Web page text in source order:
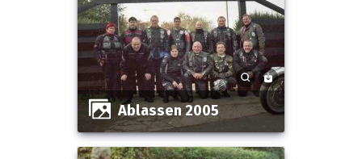
Ablassen 2005